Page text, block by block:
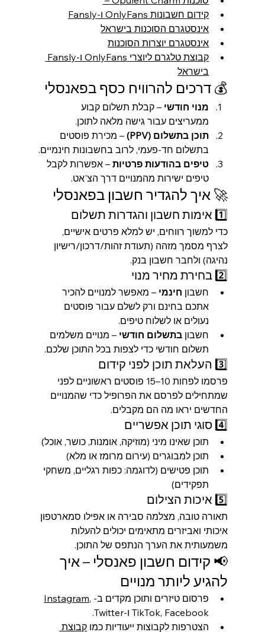
קידום חשבונות OnlyFans ו-Fansly
אינסטגרם הסוכנות בישראל
אינסטגרם יוצרות הסוכנות
בישראל
💰 דרכים להרוויח כסף בפאנסלי
מנוי חודשי – קבלת תשלום קבוע
ממעריצים עבור גישה מלאה לתוכן.
תוכן בתשלום (PPV)
– מכירת פוסטים
בתשלום חד-פעמי, לרוב בחשבונות חינמיים.
טיפים בהודעות פרטיות – אפשרות לקבל
טיפים ישירות מהמנויים דרך הצ'אט.
🚀 איך להגדיר חשבון בפאנסלי
1️⃣ אימות חשבון והגדרות תשלום
כדי למשוך רווחים, יש למלא פרטים אישיים,
לצרף מסמך מזהה (תעודת זהות/דרכון/רישיון
נהיגה) ולחבר חשבון בנק.
2️⃣ בחירת מחיר מנוי
חשבון חינמי – מאפשר למנויים להכיר
אתכם בחינם ורק לשלם עבור פוסטים
נעולים או לשלוח טיפים.
חשבון בתשלום חודשי – מנויים משלמים
תשלום חודשי כדי לצפות בכל התוכן שלכם.
3️⃣ העלאת תוכן לפני קידום
פרסמו לפחות 10–15 פוסטים ראשוניים לפני
שמתחילים לפרסם את הפרופיל כדי שהמנויים
החדשים יראו מה הם מקבלים.
4️⃣ סוגי תוכן אפשריים
תוכן שאינו מיני (מוזיקה, אומנות, כושר, אוכל)
תוכן למבוגרים (עירום מרומז או מלא)
תוכן פטישים (לדוגמה: כפות רגליים, משחקי
תפקידים)
5️⃣ איכות הצילום
תאורה טובה, מצלמה סבירה או אפילו סמארטפון
איכותי ואביזרים מתאימים יכולים להעלות
משמעותית את הערך הנתפס של התוכן.
📢 קידום חשבון פאנסלי – איך
להגיע ליותר מנויים
פרסום טיזרים ותוכן מקדים ב- Instagram,
TikTok, Facebook ו-Twitter.
הצטרפות לקבוצות ייעודיות כמו קבוצת